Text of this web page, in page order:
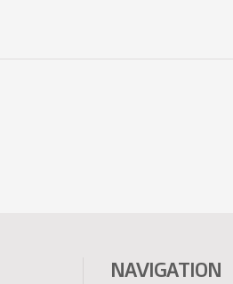
NAVIGATION